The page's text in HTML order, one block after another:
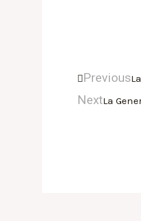
Previous
NextLa